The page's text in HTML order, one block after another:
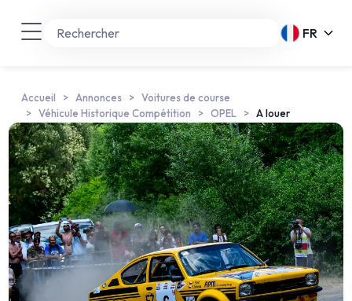
FR
Accueil Annonces
Voitures de course
Véhicule Historique Compétition
OPEL A louer